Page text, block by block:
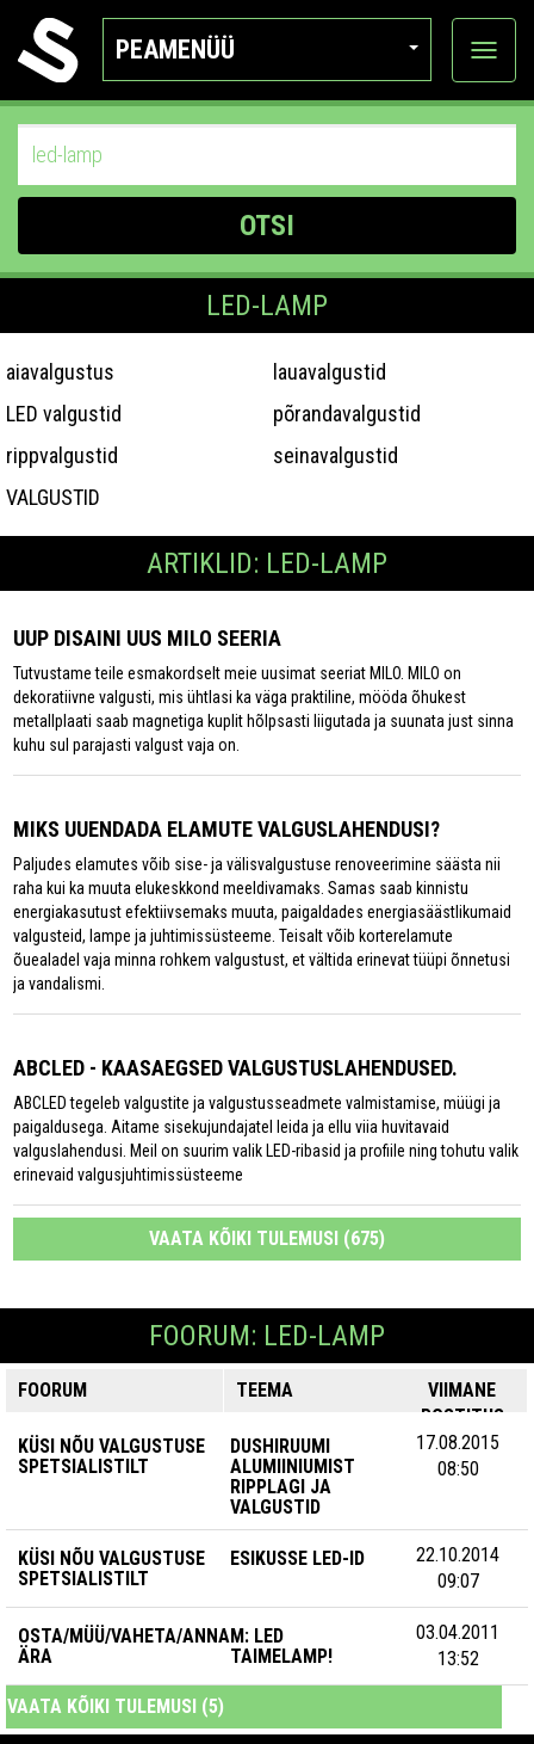
PEAMENÜÜ
Ava
OTSI
LED-LAMP
aiavalgustus
lauavalgustid
LED valgustid
põrandavalgustid
rippvalgustid
seinavalgustid
VALGUSTID
ARTIKLID: LED-LAMP
UUP DISAINI UUS MILO SEERIA
Tutvustame teile esmakordselt meie uusimat seeriat MILO. MILO on
dekoratiivne valgusti, mis ühtlasi ka väga praktiline, mööda õhukest
metallplaati saab magnetiga kuplit hõlpsasti liigutada ja suunata just sinna
kuhu sul parajasti valgust vaja on.
MIKS UUENDADA ELAMUTE VALGUSLAHENDUSI?
Paljudes elamutes võib sise- ja välisvalgustuse renoveerimine säästa nii
raha kui ka muuta elukeskkond meeldivamaks. Samas saab kinnistu
energiakasutust efektiivsemaks muuta, paigaldades energiasäästlikumaid
valgusteid, lampe ja juhtimissüsteeme. Teisalt võib korterelamute
õuealadel vaja minna rohkem valgustust, et vältida erinevat tüüpi õnnetusi
ja vandalismi.
ABCLED - KAASAEGSED VALGUSTUSLAHENDUSED.
ABCLED tegeleb valgustite ja valgustusseadmete valmistamise, müügi ja
paigaldusega. Aitame sisekujundajatel leida ja ellu viia huvitavaid
valguslahendusi. Meil on suurim valik LED-ribasid ja profiile ning tohutu valik
erinevaid valgusjuhtimissüsteeme
VAATA KÕIKI TULEMUSI (675)
FOORUM: LED-LAMP
FOORUM TEEMA
VIIMANE
POSTITUS
KÜSI NÕU VALGUSTUSE
SPETSIALISTILT
DUSHIRUUMI
ALUMIINIUMIST
RIPPLAGI JA
VALGUSTID
17.08.2015
08:50
KÜSI NÕU VALGUSTUSE
SPETSIALISTILT
ESIKUSSE LED-ID
22.10.2014
09:07
OSTA/MÜÜ/VAHETA/ANNA
ÄRA
M: LED
TAIMELAMP!
03.04.2011
13:52
VAATA KÕIKI TULEMUSI (5)